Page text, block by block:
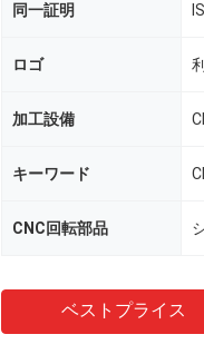
同一証明
ロゴ
加工設備
キーワード
CNC回転部品
ベストプライス